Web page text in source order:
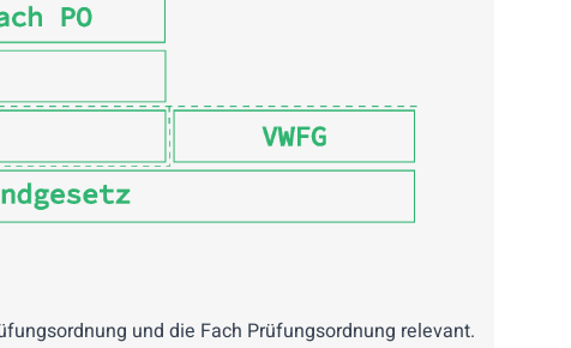
und die Fach Prüfungsordnung relevant.